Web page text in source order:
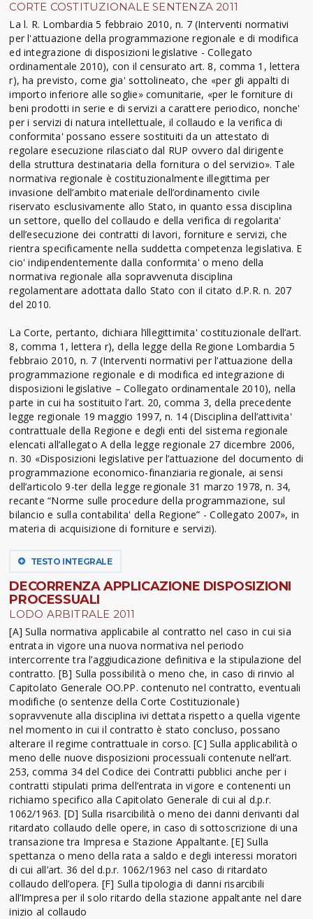
CORTE COSTITUZIONALE SENTENZA 2011
La l. R. Lombardia 5 febbraio 2010, n. 7 (Interventi normativi
per l'attuazione della programmazione regionale e di modifica
ed integrazione di disposizioni legislative - Collegato
ordinamentale 2010), con il censurato art. 8, comma 1, lettera
r), ha previsto, come gia' sottolineato, che «per gli appalti di
importo inferiore alle soglie» comunitarie, «per le forniture di
beni prodotti in serie e di servizi a carattere periodico, nonche'
per i servizi di natura intellettuale, il collaudo e la verifica di
conformita' possano essere sostituiti da un attestato di
regolare esecuzione rilasciato dal RUP ovvero dal dirigente
della struttura destinataria della fornitura o del servizio». Tale
normativa regionale è costituzionalmente illegittima per
invasione dell’ambito materiale dell’ordinamento civile
riservato esclusivamente allo Stato, in quanto essa disciplina
un settore, quello del collaudo e della verifica di regolarita'
dell’esecuzione dei contratti di lavori, forniture e servizi, che
rientra specificamente nella suddetta competenza legislativa. E
cio' indipendentemente dalla conformita' o meno della
normativa regionale alla sopravvenuta disciplina
regolamentare adottata dallo Stato con il citato d.P.R. n. 207
del 2010.
La Corte, pertanto, dichiara l’illegittimita' costituzionale dell’art.
8, comma 1, lettera r), della legge della Regione Lombardia 5
febbraio 2010, n. 7 (Interventi normativi per l’attuazione della
programmazione regionale e di modifica ed integrazione di
disposizioni legislative – Collegato ordinamentale 2010), nella
parte in cui ha sostituito l’art. 20, comma 3, della precedente
legge regionale 19 maggio 1997, n. 14 (Disciplina dell’attivita'
contrattuale della Regione e degli enti del sistema regionale
elencati all’allegato A della legge regionale 27 dicembre 2006,
n. 30 «Disposizioni legislative per l’attuazione del documento di
programmazione economico-finanziaria regionale, ai sensi
dell’articolo 9-ter della legge regionale 31 marzo 1978, n. 34,
recante “Norme sulle procedure della programmazione, sul
bilancio e sulla contabilita' della Regione” - Collegato 2007», in
materia di acquisizione di forniture e servizi).
TESTO INTEGRALE
DECORRENZA APPLICAZIONE DISPOSIZIONI
PROCESSUALI
LODO ARBITRALE 2011
[A] Sulla normativa applicabile al contratto nel caso in cui sia
entrata in vigore una nuova normativa nel periodo
intercorrente tra l’aggiudicazione definitiva e la stipulazione del
contratto. [B] Sulla possibilità o meno che, in caso di rinvio al
Capitolato Generale OO.PP. contenuto nel contratto, eventuali
modifiche (o sentenze della Corte Costituzionale)
sopravvenute alla disciplina ivi dettata rispetto a quella vigente
nel momento in cui il contratto è stato concluso, possano
alterare il regime contrattuale in corso. [C] Sulla applicabilità o
meno delle nuove disposizioni processuali contenute nell’art.
253, comma 34 del Codice dei Contratti pubblici anche per i
contratti stipulati prima dell’entrata in vigore e contenenti un
richiamo specifico alla Capitolato Generale di cui al d.p.r.
1062/1963. [D] Sulla risarcibilità o meno dei danni derivanti dal
ritardato collaudo delle opere, in caso di sottoscrizione di una
transazione tra Impresa e Stazione Appaltante. [E] Sulla
spettanza o meno della rata a saldo e degli interessi moratori
di cui all’art. 36 del d.p.r. 1062/1963 nel caso di ritardato
collaudo dell’opera. [F] Sulla tipologia di danni risarcibili
all’Impresa per il solo ritardo della stazione appaltante nel dare
inizio al collaudo